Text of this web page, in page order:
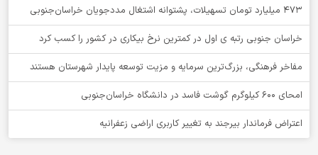
۴۷۳ میلیارد تومان تسهیلات، پشتوانه اشتغال مددجویان خراسان‌جنوبی
خراسان جنوبی رتبه ی اول در کمترین نرخ بیکاری در کشور را کسب کرد
مفاخر فرهنگی، بزرگ‌ترین سرمایه و مزیت توسعه پایدار شهرستان هستند
امحای ۶۰۰ کیلوگرم گوشت فاسد در دانشگاه خراسان‌جنوبی
اعتراض فرماندار بیرجند به تغییر کاربری اراضی زعفرانیه